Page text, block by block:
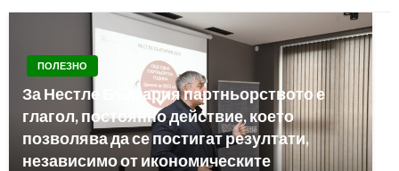
ПОЛЕЗНО
За Нестле България партньорството е
глагол, постоянно действие, което
позволява да се постигат резултати,
независимо от икономическите